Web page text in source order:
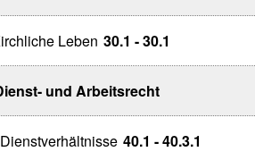
Leben 30.1 - 30.1
und Arbeitsrecht
40.1 - 40.3.1